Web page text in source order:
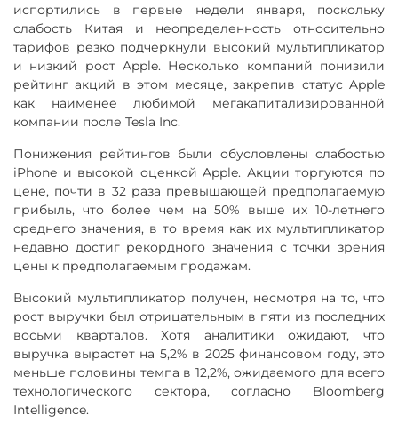
испортились в первые недели января, поскольку
слабость Китая и неопределенность относительно
тарифов резко подчеркнули высокий мультипликатор
и низкий рост Apple. Несколько компаний понизили
рейтинг акций в этом месяце, закрепив статус Apple
как наименее любимой мегакапитализированной
компании после Tesla Inc.
Понижения рейтингов были обусловлены слабостью
iPhone и высокой оценкой Apple. Акции торгуются по
цене, почти в 32 раза превышающей предполагаемую
прибыль, что более чем на 50% выше их 10-летнего
среднего значения, в то время как их мультипликатор
недавно достиг рекордного значения с точки зрения
цены к предполагаемым продажам.
Высокий мультипликатор получен, несмотря на то, что
рост выручки был отрицательным в пяти из последних
восьми кварталов. Хотя аналитики ожидают, что
выручка вырастет на 5,2% в 2025 финансовом году, это
меньше половины темпа в 12,2%, ожидаемого для всего
технологического сектора, согласно Bloomberg
Intelligence.